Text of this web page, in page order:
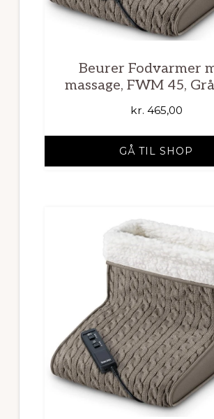
Beurer Fodvarmer
massage, FWM 45,
kr. 465,00
GÅ TIL SHOP